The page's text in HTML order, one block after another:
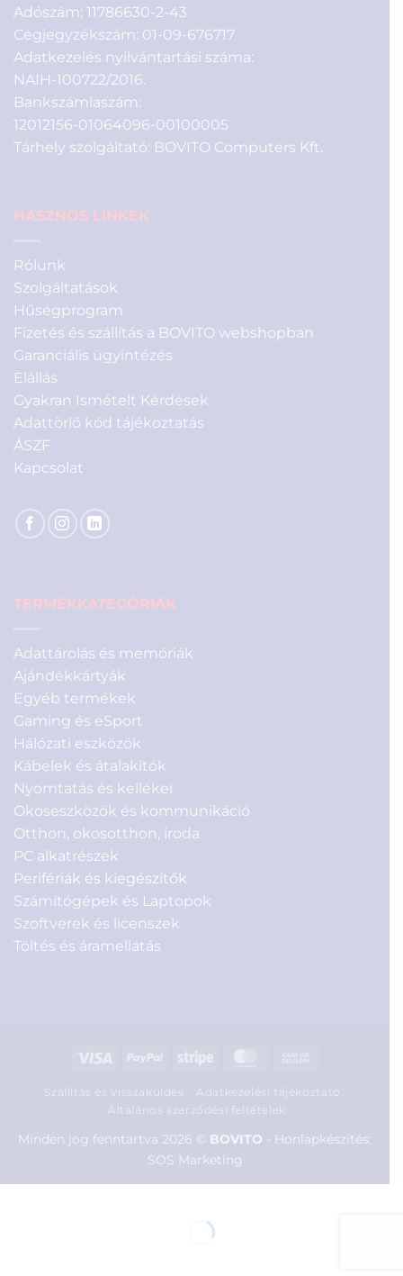
Adószám: 11786630-2-43
Cégjegyzékszám: 01-09-676717
Adatkezelés nyilvántartási száma:
NAIH-100722/2016.
Bankszámlaszám:
12012156-01064096-00100005
Tárhely szolgáltató: BOVITO Computers Kft.
HASZNOS LINKEK
Rólunk
Szolgáltatások
Hűségprogram
Fizetés és szállítás a BOVITO webshopban
Garanciális ügyintézés
Elállás
Gyakran Ismételt Kérdések
Adattörlő kód tájékoztatás
ÁSZF
Kapcsolat
TERMÉKKATEGÓRIÁK
Adattárolás és memóriák
Ajándékkártyák
Egyéb termékek
Gaming és eSport
Hálózati eszközök
Kábelek és átalakítók
Nyomtatás és kellékei
Okoseszközök és kommunikáció
Otthon, okosotthon, iroda
PC alkatrészek
Perifériák és kiegészítők
Számítógépek és Laptopok
Szoftverek és licenszek
Töltés és áramellátás
Visa PayPal Stripe MasterCard
Delivery
Szállítás és visszaküldés
Adatkezelési tájékoztató
Általános szerződési feltételek
Minden jog fenntartva 2026 © BOVITO - Honlapkészítés:
SOS Marketing